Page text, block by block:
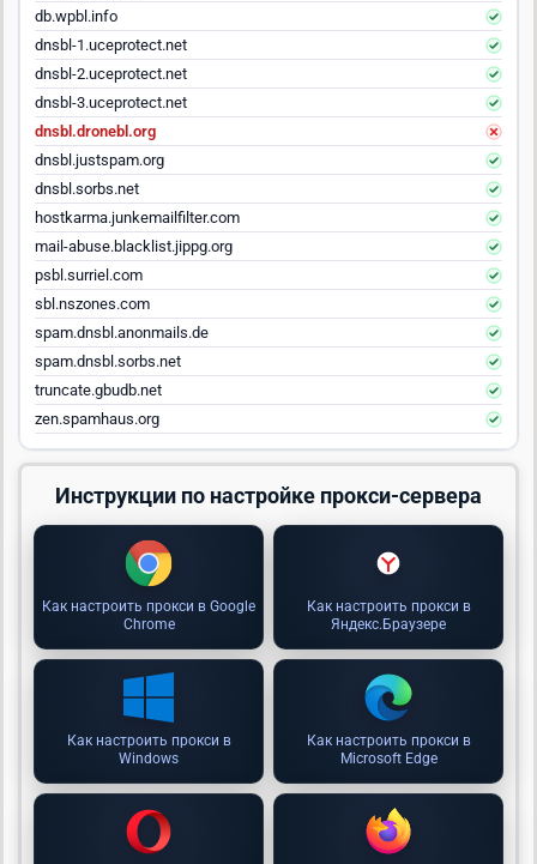
db.wpbl.info
dnsbl-1.uceprotect.net
dnsbl-2.uceprotect.net
dnsbl-3.uceprotect.net
dnsbl.dronebl.org
dnsbl.justspam.org
dnsbl.sorbs.net
hostkarma.junkemailfilter.com
mail-abuse.blacklist.jippg.org
psbl.surriel.com
sbl.nszones.com
spam.dnsbl.anonmails.de
spam.dnsbl.sorbs.net
truncate.gbudb.net
zen.spamhaus.org
Инструкции по настройке прокси-сервера
Как настроить прокси в Google
Chrome
Как настроить прокси в
Яндекс.Браузере
Как настроить прокси в
Windows
Как настроить прокси в
Microsoft Edge